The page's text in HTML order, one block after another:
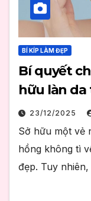
BÍ KÍP LÀM ĐẸP
Bí quyết
hữu làn
23/12/2025
Sở hữu một vẻ
hồng không tì
đẹp. Tuy